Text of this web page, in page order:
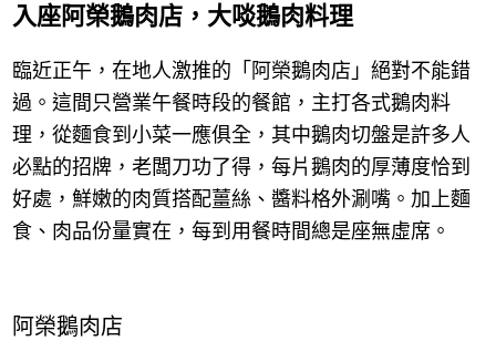
入座阿榮鵝肉店，大啖鵝肉料理
臨近正午，在地人激推的「阿榮鵝肉店」絕對不能錯
過。這間只營業午餐時段的餐館，主打各式鵝肉料
理，從麵食到小菜一應俱全，其中鵝肉切盤是許多人
必點的招牌，老闆刀功了得，每片鵝肉的厚薄度恰到
好處，鮮嫩的肉質搭配薑絲、醬料格外涮嘴。加上麵
食、肉品份量實在，每到用餐時間總是座無虛席。
阿榮鵝肉店